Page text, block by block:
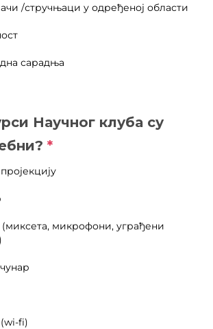
/стручњаци у одређеној области
сарадња
Научног клуба су
*
микрофони, уграђени
fi)